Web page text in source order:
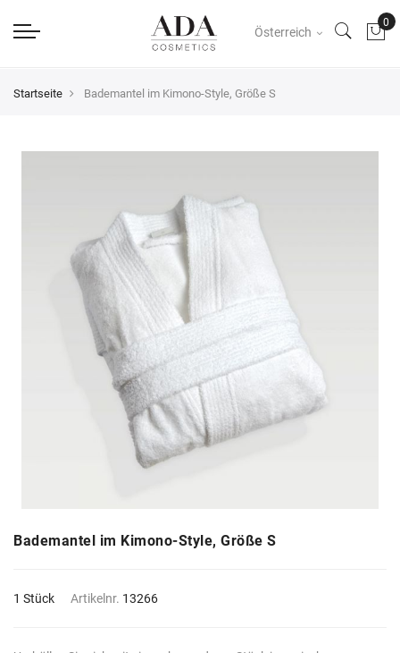
Österreich
Startseite Bademantel im Kimono-Style, Größe S
Bademantel im Kimono-Style, Größe S
1 Stück Artikelnr. 13266